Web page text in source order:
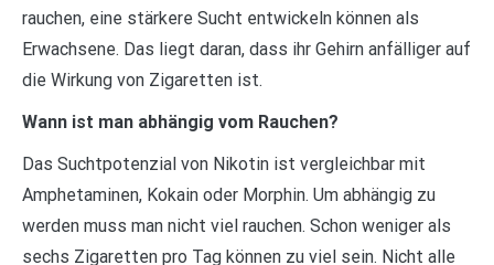
rauchen, eine stärkere Sucht entwickeln können als
Erwachsene. Das liegt daran, dass ihr Gehirn anfälliger auf
die Wirkung von Zigaretten ist.
Wann ist man abhängig vom Rauchen?
Das Suchtpotenzial von Nikotin ist vergleichbar mit
Amphetaminen, Kokain oder Morphin. Um abhängig zu
werden muss man nicht viel rauchen. Schon weniger als
sechs Zigaretten pro Tag können zu viel sein. Nicht alle